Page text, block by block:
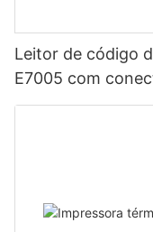
Leitor de código
E7005 com